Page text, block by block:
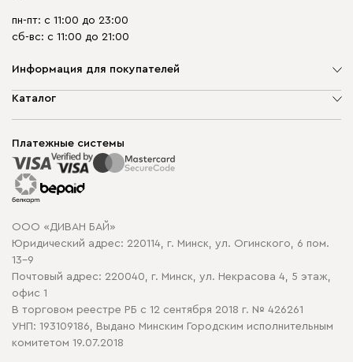
пн-пт: с 11:00 до 23:00
сб-вс: с 11:00 до 21:00
Информация для покупателей
О компании
Способы оплаты
Рассрочка и кредит
Гарантия
Карта сайта
Политика конфиденциальности
Политика в отношении обработки cookie
Каталог
Корпусная мебель
Распродажа мебели
Платежные системы
ООО «ДИВАН БАЙ»
Юридический адрес: 220114, г. Минск, ул. Огинского, 6 пом.
13-9
Почтовый адрес: 220040, г. Минск, ул. Некрасова 4, 5 этаж,
офис 1
В торговом реестре РБ с 12 сентября 2018 г. № 426261
УНП: 193109186, Выдано Минским Городским исполнительным
комитетом 19.07.2018